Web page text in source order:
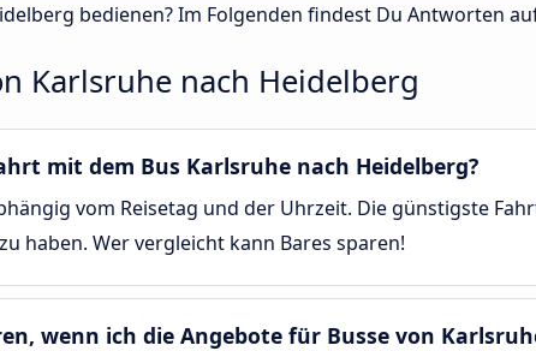
bedienen? Im Folgenden findest Du Antworten
Karlsruhe nach Heidelberg
mit dem Bus Karlsruhe nach Heidelberg?
vom Reisetag und der Uhrzeit. Die günstigste
haben. Wer vergleicht kann Bares sparen!
wenn ich die Angebote für Busse von